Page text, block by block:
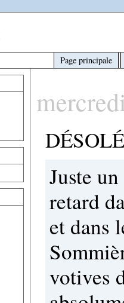
Page principale
Juste
retard
et dans
votives